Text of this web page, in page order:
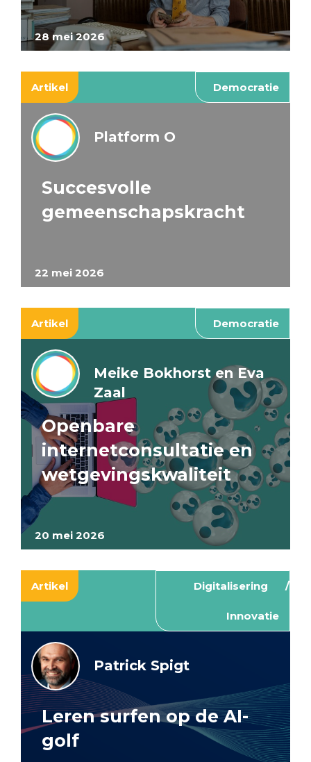
28 mei 2026
Artikel Democratie
22 mei 2026
Platform O
Succesvolle
gemeenschapskracht
Artikel Democratie
20 mei 2026
Meike Bokhorst en Eva
Zaal
Openbare
internetconsultatie en
wetgevingskwaliteit
Artikel Digitalisering
Innovatie
Patrick Spigt
Leren surfen op de AI-
golf